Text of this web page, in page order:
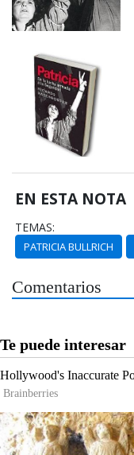
EN ESTA NOTA
TEMAS:
PATRICIA BULLRICH
Comentarios